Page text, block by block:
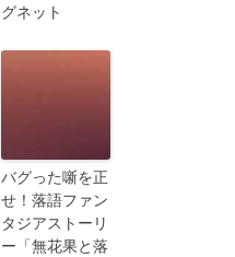
グネット
バグった噺を正
せ！落語ファン
タジアストーリ
ー「無花果と落